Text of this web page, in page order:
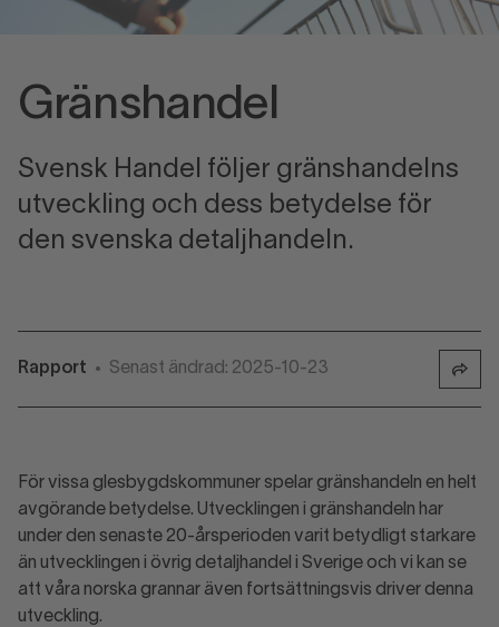
Gränshandel
Svensk Handel följer gränshandelns
utveckling och dess betydelse för
den svenska detaljhandeln.
Rapport • Senast ändrad: 2025-10-23
För vissa glesbygdskommuner spelar gränshandeln en helt
avgörande betydelse. Utvecklingen i gränshandeln har
under den senaste 20-årsperioden varit betydligt starkare
än utvecklingen i övrig detaljhandel i Sverige och vi kan se
att våra norska grannar även fortsättningsvis driver denna
utveckling.